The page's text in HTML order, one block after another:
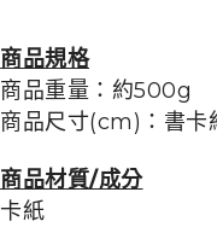
商品規格
商品重量：約500g
商品尺寸(cm)： 書卡
商品材質/成分
卡紙